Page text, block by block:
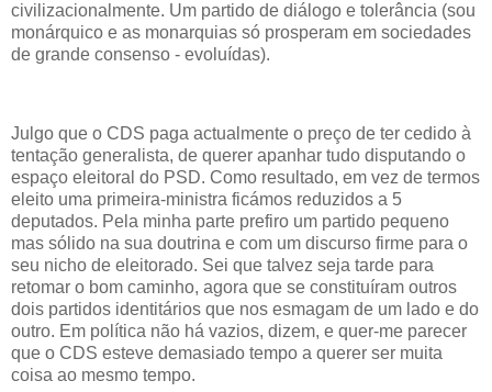
civilizacionalmente. Um partido de diálogo e tolerância (sou
monárquico e as monarquias só prosperam em sociedades
de grande consenso - evoluídas).
Julgo que o CDS paga actualmente o preço de ter cedido à
tentação generalista, de querer apanhar tudo disputando o
espaço eleitoral do PSD. Como resultado, em vez de termos
eleito uma primeira-ministra ficámos reduzidos a 5
deputados. Pela minha parte prefiro um partido pequeno
mas sólido na sua doutrina e com um discurso firme para o
seu nicho de eleitorado. Sei que talvez seja tarde para
retomar o bom caminho, agora que se constituíram outros
dois partidos identitários que nos esmagam de um lado e do
outro. Em política não há vazios, dizem, e quer-me parecer
que o CDS esteve demasiado tempo a querer ser muita
coisa ao mesmo tempo.